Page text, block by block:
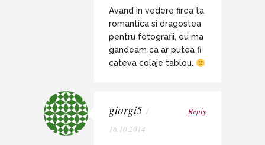
Avand in vedere firea ta
romantica si dragostea
pentru fotografii, eu ma
gandeam ca ar putea fi
cateva colaje tablou.
giorgi5 /
16.10.2014
Reply